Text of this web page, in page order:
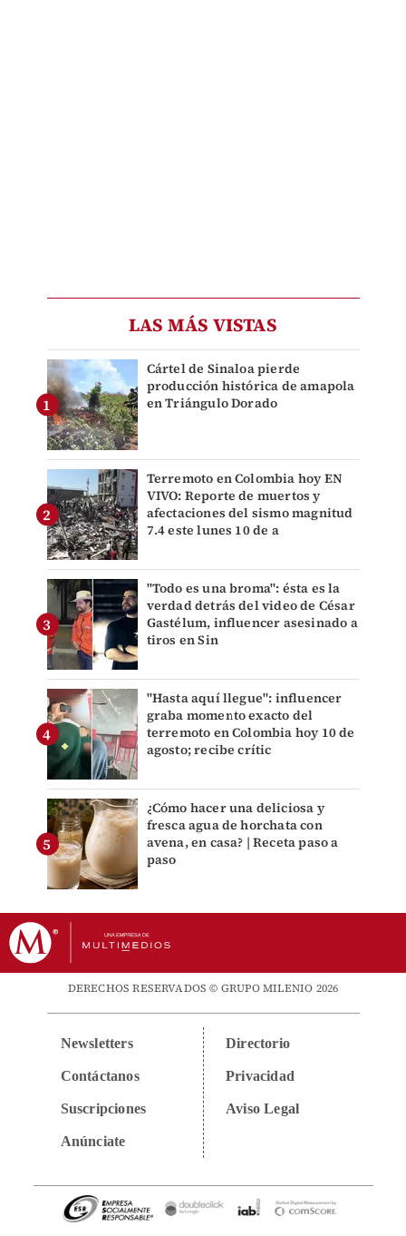
LAS MÁS VISTAS
Cártel de Sinaloa pierde
producción histórica de amapola
en Triángulo Dorado
Terremoto en Colombia hoy EN
VIVO: Reporte de muertos y
afectaciones del sismo magnitud
7.4 este lunes 10 de a
"Todo es una broma": ésta es la
verdad detrás del video de César
Gastélum, influencer asesinado a
tiros en Sin
"Hasta aquí llegue": influencer
graba momento exacto del
terremoto en Colombia hoy 10 de
agosto; recibe crític
¿Cómo hacer una deliciosa y
fresca agua de horchata con
avena, en casa? | Receta paso a
paso
DERECHOS RESERVADOS © GRUPO MILENIO 2026
Newsletters
Contáctanos
Suscripciones
Anúnciate
Directorio
Privacidad
Aviso Legal